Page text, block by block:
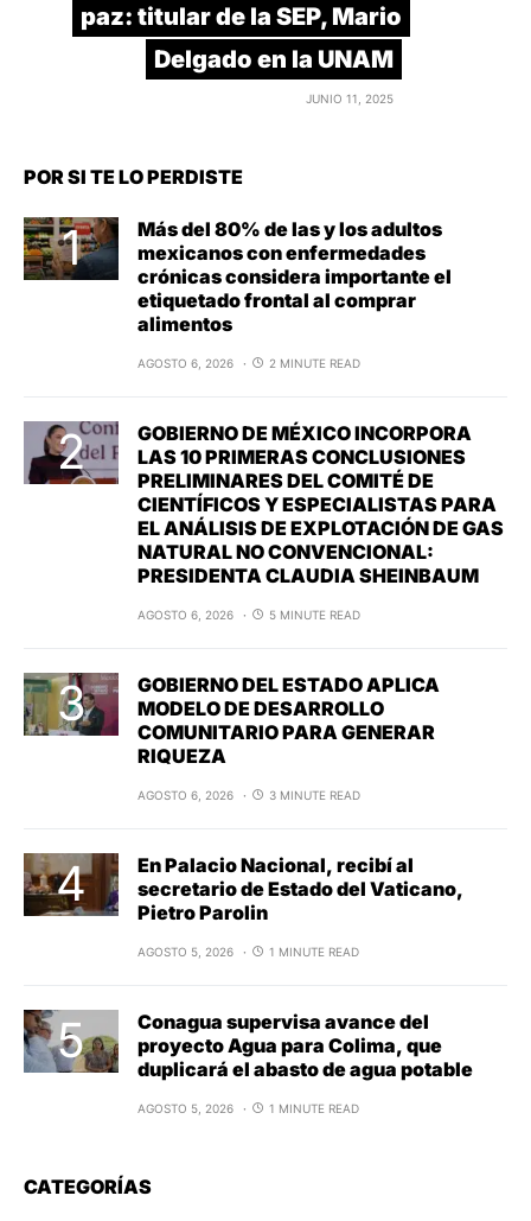
paz: titular de la SEP, Mario
Delgado en la UNAM
JUNIO 11, 2025
POR SI TE LO PERDISTE
Más del 80% de las y los adultos
mexicanos con enfermedades
crónicas considera importante el
etiquetado frontal al comprar
alimentos
AGOSTO 6, 2026 2 MINUTE READ
GOBIERNO DE MÉXICO INCORPORA
LAS 10 PRIMERAS CONCLUSIONES
PRELIMINARES DEL COMITÉ DE
CIENTÍFICOS Y ESPECIALISTAS PARA
EL ANÁLISIS DE EXPLOTACIÓN DE GAS
NATURAL NO CONVENCIONAL:
PRESIDENTA CLAUDIA SHEINBAUM
AGOSTO 6, 2026 5 MINUTE READ
GOBIERNO DEL ESTADO APLICA
MODELO DE DESARROLLO
COMUNITARIO PARA GENERAR
RIQUEZA
AGOSTO 6, 2026 3 MINUTE READ
En Palacio Nacional, recibí al
secretario de Estado del Vaticano,
Pietro Parolin
AGOSTO 5, 2026 1 MINUTE READ
Conagua supervisa avance del
proyecto Agua para Colima, que
duplicará el abasto de agua potable
AGOSTO 5, 2026 1 MINUTE READ
CATEGORÍAS